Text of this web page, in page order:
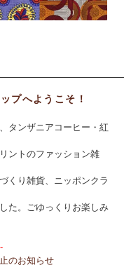
プへようこそ！
タンザニアコーヒー・紅
ントのファッション雑
くり雑貨、ニッポンクラ
た。ごゆっくりお楽しみ
のお知らせ